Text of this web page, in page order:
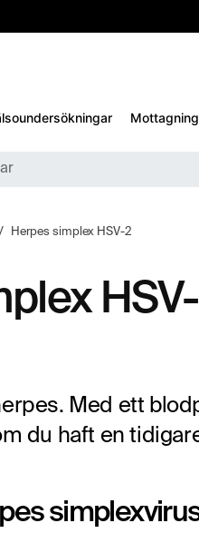
Herpes simplex HSV-2
Med ett
du haft en
simplexvirus